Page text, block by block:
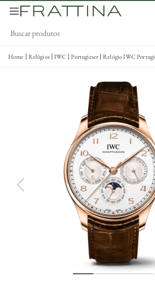
Home Relógios IWC Portugieser Relógio IWC
42,3mm - IW344202